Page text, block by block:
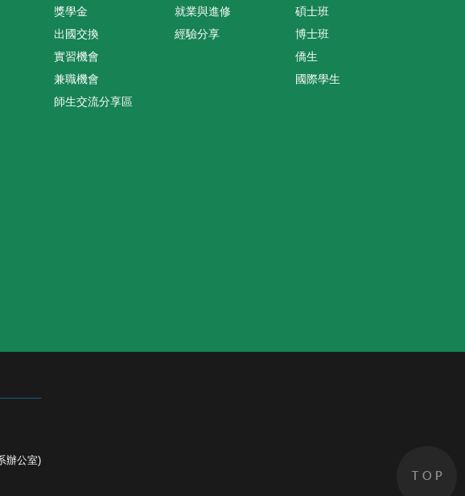
獎學金
出國交換
實習機會
兼職機會
師生交流分享區
就業與進修
經驗分享
碩士班
博士班
僑生
國際學生
辦公室)